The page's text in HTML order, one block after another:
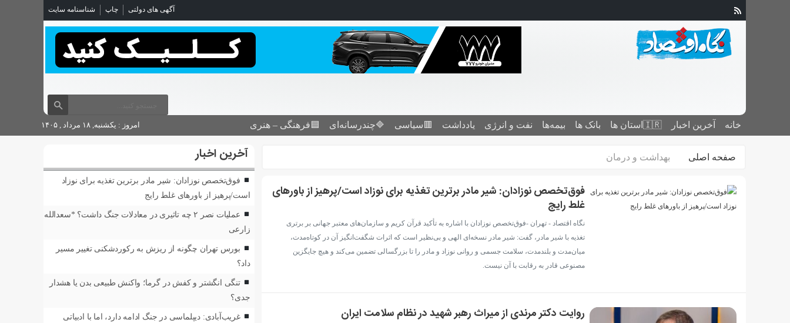
آگهی های دولتی چاپ شناسنامه سایت
خانه آخرین اخبار 🇮🇷استان ‌ها بانک ها بیمه‌ها نفت و انرژی یادداشت 🟥سیاسی 🔷چندرسانه‌ای 🟦فرهنگی – هنری امروز : یکشنبه, ۱۸ مرداد , ۱۴۰۵
صفحه اصلی بهداشت و درمان
فوق‌تخصص نوزادان: شیر مادر برترین تغذیه برای نوزاد است/پرهیز از باورهای
غلط رایج
نگاه اقتصاد - تهران -فوق‌تخصص نوزادان با اشاره به تأکید قرآن کریم و سازمان‌های معتبر جهانی بر برتری
تغذیه با شیر مادر، گفت: شیر مادر نسخه‌ای الهی و بی‌نظیر است که اثرات شگفت‌انگیز آن در کوتاه‌مدت،
میان‌مدت و بلندمدت، سلامت جسمی و روانی نوزاد و مادر را تا بزرگسالی تضمین می‌کند و هیچ جایگزین
مصنوعی قادر به رقابت با آن نیست.
روایت دکتر مرندی از میراث رهبر شهید در نظام سلامت ایران
آخرین اخبار
فوق‌تخصص نوزادان: شیر مادر برترین تغذیه برای نوزاد
است/پرهیز از باورهای غلط رایج
عملیات نصر ۲ چه تاثیری در معادلات جنگ داشت؟ *سعدالله
زارعی
بورس تهران چگونه از ریزش به رکوردشکنی تغییر مسیر
داد؟
تنگی انگشتر و کفش در گرما؛ واکنش طبیعی بدن یا هشدار
جدی؟
غریب‌آبادی: دیپلماسی در جنگ ادامه دارد، اما با ادبیاتی